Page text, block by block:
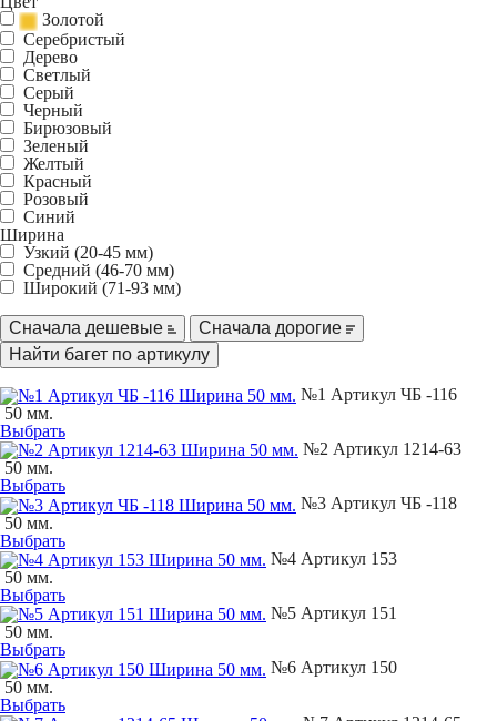
Золотой
Серебристый
Дерево
Светлый
Серый
Черный
Бирюзовый
Зеленый
Желтый
Красный
Розовый
Синий
Ширина
Узкий (20-45 мм)
Средний (46-70 мм)
Широкий (71-93 мм)
Сначала дешевые Сначала дорогие
№1 Артикул ЧБ -116
50 мм.
Выбрать
№2 Артикул 1214-63
50 мм.
Выбрать
№3 Артикул ЧБ -118
50 мм.
Выбрать
№4 Артикул 153
50 мм.
Выбрать
№5 Артикул 151
50 мм.
Выбрать
№6 Артикул 150
50 мм.
Выбрать